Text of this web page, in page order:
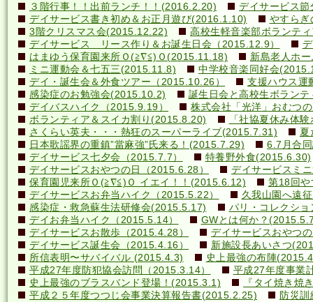
３階行事！！出前ランチ！！(2016.2.20)
デイサービス
デイサービス書き初め＆お正月遊び(2016.1.10)
やすら
3階クリスマス会(2015.12.22)
高校生軽音楽部ボランテ
デイサービス リース作り＆お誕生日会（2015.12.9）
はまゆう保育園来所Ｏ(≧∇≦)Ｏ(2015.11.18)
新島老人ホ
ミニ運動会＆七五三(2015.11.8)
中学校音楽同好会
デイ・誕生会＆外食ツアー（2015.10.26）
支援ハウス運
感染症のお勉強会(2015.10.2)
誕生日会と高校生ボラン
デイバスハイク（2015.9.19）
株式会社「光洋」おむつ
ボランティア＆スイカ割り(2015.8.20)
「社協夏休み体
さくらい英夫・・・熱狂のスーパーライブ(2015.7.31)
夏
日本歌謡界の重鎮”當麻強”氏来る！(2015.7.29)
6.7月合
デイサービス七夕会（2015.7.7）
特養野外食(2015.6.30)
デイサービスおやつの日（2015.6.28）
デイサービスミ
保育園児来所Ｏ(≧∇≦)Ｏ イエイ！！(2015.6.12)
第18回
デイサービスお弁当ハイク（2015.5.22）
久我山園へ遠
感染症・救急蘇生法研修会(2015.5.17)
パリ・コレクシ
デイお弁当ハイク（2015.5.14）
GWとは何か？
デイサービスお散歩（2015.4.28）
デイサービスおやつ
デイサービス誕生会（2015.4.16）
新施設長あいさつ
所信表明〜サバイバル (2015.4.3)
史上最強の布陣
平成27年度防犯協会訪問（2015.3.14）
平成27年度事業
史上最強のブラスバンド登場！(2015.3.1)
『タイ焼き焼
平成２５年度つつじ会事業決算報告書(2015.2.25)
防災